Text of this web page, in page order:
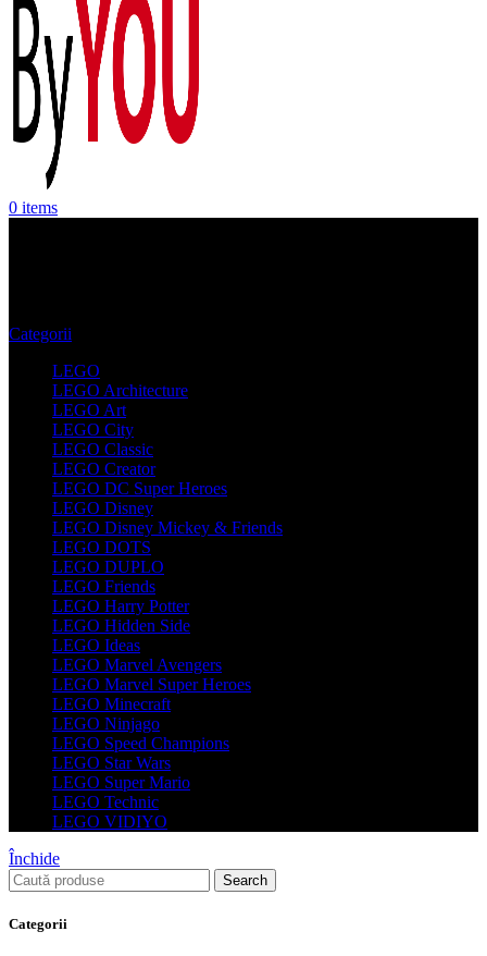
0 items
Categorii
LEGO
LEGO Architecture
LEGO Art
LEGO City
LEGO Classic
LEGO Creator
LEGO DC Super Heroes
LEGO Disney
LEGO Disney Mickey & Friends
LEGO DOTS
LEGO DUPLO
LEGO Friends
LEGO Harry Potter
LEGO Hidden Side
LEGO Ideas
LEGO Marvel Avengers
LEGO Marvel Super Heroes
LEGO Minecraft
LEGO Ninjago
LEGO Speed Champions
LEGO Star Wars
LEGO Super Mario
LEGO Technic
LEGO VIDIYO
Închide
Search
Categorii